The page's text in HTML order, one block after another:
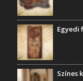
Egyedi
Színes